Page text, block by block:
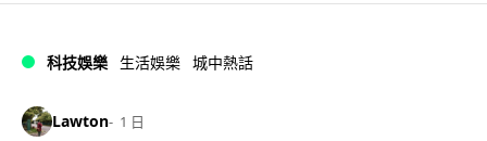
科技娛樂 生活娛樂 城中熱話
Lawton 1 日